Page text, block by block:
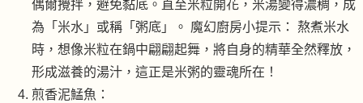
偶爾攪拌，避免黏底。直至米粒開花，米湯變得濃稠，成
為「米水」或稱「粥底」。 魔幻廚房小提示： 熬煮米水
時，想像米粒在鍋中翩翩起舞，將自身的精華全然釋放，
形成滋養的湯汁，這正是米粥的靈魂所在！
煎香泥鯭魚：